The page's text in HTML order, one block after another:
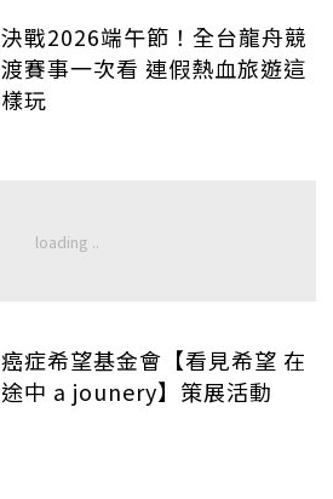
決戰2026端午節！全台龍舟競
渡賽事一次看 連假熱血旅遊這
樣玩
癌症希望基金會【看見希望 在
途中 a jounery】策展活動